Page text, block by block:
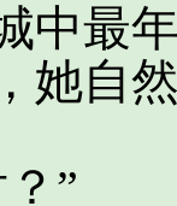
最年
她自
”